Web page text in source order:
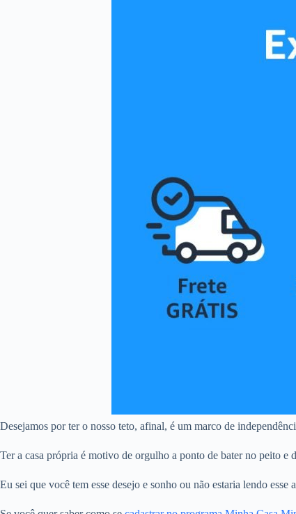
Desejamos por ter o nosso teto, afinal, é um marco de
Ter a casa própria é motivo de orgulho a ponto de bater no peito e
Eu sei que você tem esse desejo e sonho ou não estaria lendo esse